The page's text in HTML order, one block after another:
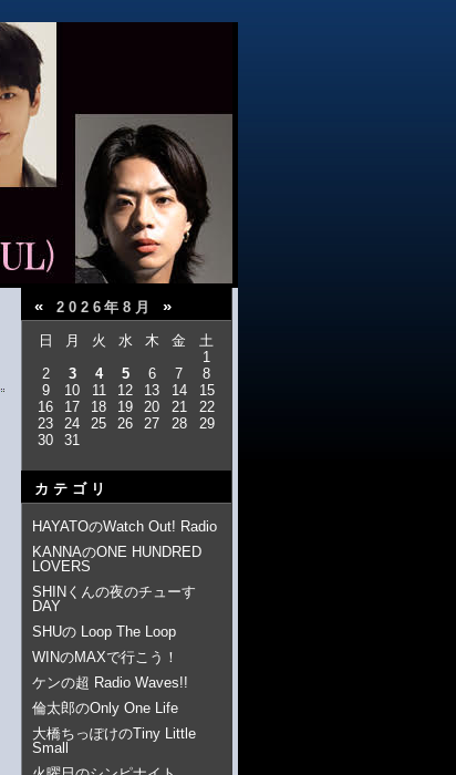
« 2026年8月 »
日 月 火 水 木 金
土
1
2
3 4 5 6 7
8
9
10 11 12 13 14
15
16
17 18 19 20 21
22
23
24 25 26 27 28
29
30
31
カテゴリ
HAYATOのWatch Out! Radio
KANNAのONE HUNDRED
LOVERS
SHINくんの夜のチューす
DAY
SHUの Loop The Loop
WINのMAXで行こう！
ケンの超 Radio Waves!!
倫太郎のOnly One Life
大橋ちっぽけのTiny Little
Small